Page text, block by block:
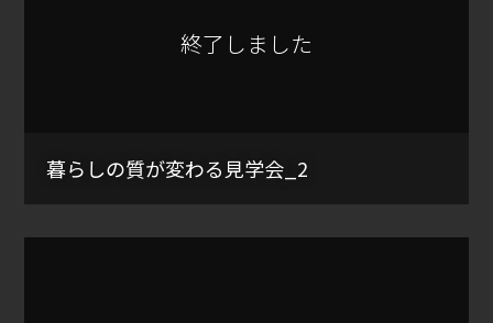
終了しました
暮らしの質が変わる見学会_2